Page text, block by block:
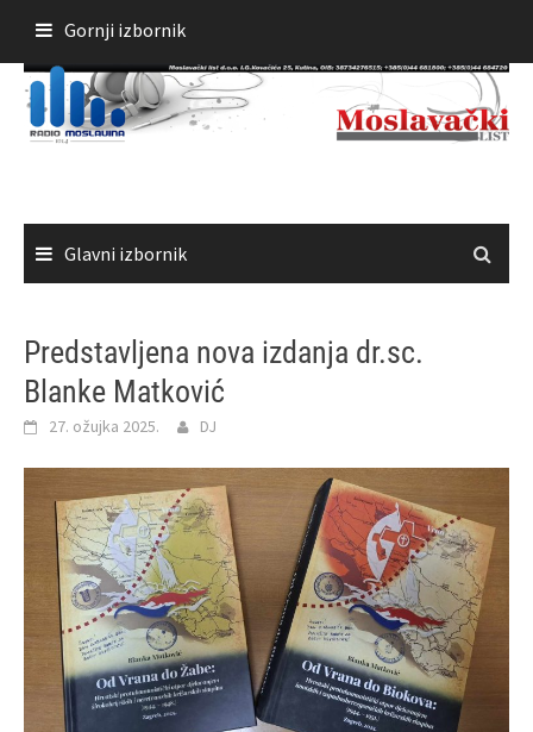
sadržaja
Gornji izbornik
Glavni izbornik
Predstavljena nova izdanja dr.sc.
Blanke Matković
27. ožujka 2025. DJ